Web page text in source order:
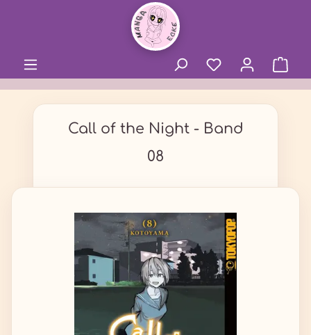
Call of the Night - Band
08
Bildergalerie überspringen